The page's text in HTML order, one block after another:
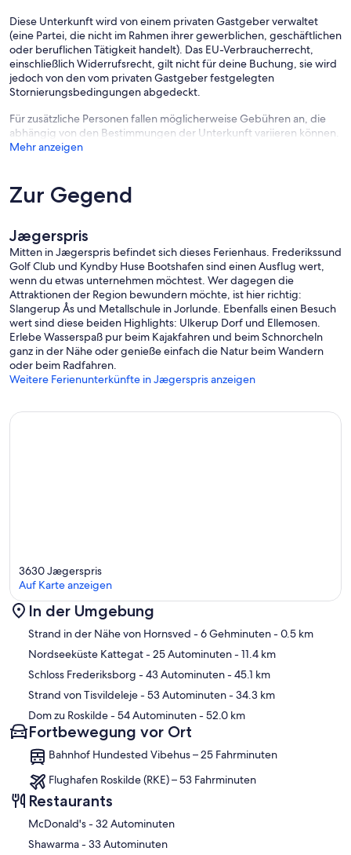
Diese Unterkunft wird von einem privaten Gastgeber verwaltet
(eine Partei, die nicht im Rahmen ihrer gewerblichen, geschäftlichen
oder beruflichen Tätigkeit handelt). Das EU-Verbraucherrecht,
einschließlich Widerrufsrecht, gilt nicht für deine Buchung, sie wird
jedoch von den vom privaten Gastgeber festgelegten
Stornierungsbedingungen abgedeckt.
Für zusätzliche Personen fallen möglicherweise Gebühren an, die
abhängig von den Bestimmungen der Unterkunft variieren können.
Mehr anzeigen
Zur Gegend
Jægerspris
Mitten in Jægerspris befindet sich dieses Ferienhaus. Frederikssund
Golf Club und Kyndby Huse Bootshafen sind einen Ausflug wert,
wenn du etwas unternehmen möchtest. Wer dagegen die
Attraktionen der Region bewundern möchte, ist hier richtig:
Slangerup Ås und Metallschule in Jorlunde. Ebenfalls einen Besuch
wert sind diese beiden Highlights: Ulkerup Dorf und Ellemosen.
Erlebe Wasserspaß pur beim Kajakfahren und beim Schnorcheln
ganz in der Nähe oder genieße einfach die Natur beim Wandern
oder beim Radfahren.
Weitere Ferienunterkünfte in Jægerspris anzeigen
Karte
3630 Jægerspris
Auf Karte anzeigen
In der Umgebung
Strand in der Nähe von Hornsved - 6 Gehminuten- 0.5 km
Nordseeküste Kattegat- 25 Autominuten- 11.4 km
Schloss Frederiksborg - 43 Autominuten- 45.1 km
Strand von Tisvildeleje- 53 Autominuten- 34.3 km
Dom zu Roskilde- 54 Autominuten- 52.0 km
Fortbewegung vor Ort
Bahnhof Hundested Vibehus – 25 Fahrminuten
Flughafen Roskilde (RKE) – 53 Fahrminuten
Restaurants
‪McDonald's - ‬32 Autominuten
‪Shawarma - ‬33 Autominuten